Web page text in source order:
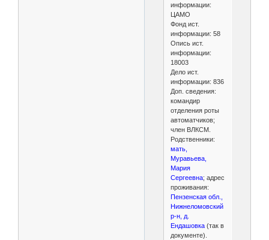
информации:
ЦАМО
Фонд ист.
информации: 58
Опись ист.
информации:
18003
Дело ист.
информации: 836
Доп. сведения:
командир
отделения роты
автоматчиков;
член ВЛКСМ.
Родственники:
мать,
Муравьева,
Мария
Сергеевна; адрес
проживания:
Пензенская обл.,
Нижнеломовский
р-н, д.
Ендашовка(так в
документе).